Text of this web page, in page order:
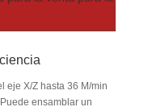
eje X/Z hasta 36 M/min
ensamblar un